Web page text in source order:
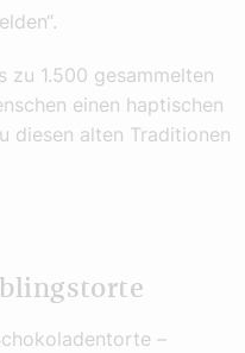
zu 1.500 gesammelten
einen haptischen
diesen alten Traditionen
–